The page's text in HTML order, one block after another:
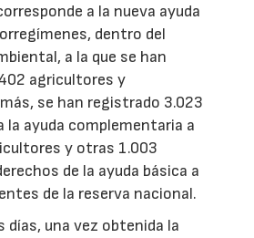
a la nueva ayuda
dentro del
a la que se han
agricultores y
se han registrado 3.023
la ayuda complementaria a
y otras 1.003
de la ayuda básica a
de la reserva nacional.
días, una vez obtenida la